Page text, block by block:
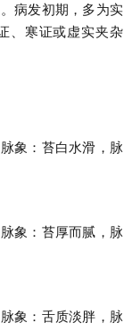
病发初期，多为实
、寒证或虚实夹杂
象：苔白水滑，脉
象：苔厚而腻，脉
象：舌质淡胖，脉